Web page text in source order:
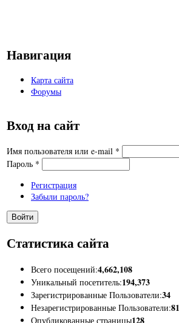
Навигация
Карта сайта
Форумы
Вход на сайт
Имя пользователя или e-mail *
Пароль *
Регистрация
Забыли пароль?
Статистика сайта
Всего посещений:4,662,108
Уникальный посетитель:194,373
Зарегистрированные Пользователи:34
Незарегистрированные Пользователи:
Опубликованные страницы128